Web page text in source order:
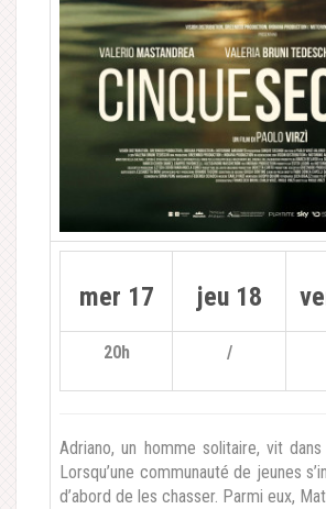
mer 17 jeu 18
20h /
Adriano, un homme solitaire, vit
Lorsqu’une communauté de jeunes
d’abord de les chasser. Parmi eux,